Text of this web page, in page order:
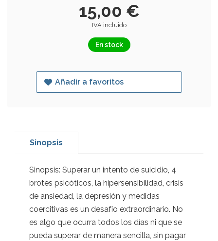
15,00 €
IVA incluido
En stock
Añadir a favoritos
Sinopsis
Sinopsis: Superar un intento de suicidio, 4
brotes psicóticos, la hipersensibilidad, crisis
de ansiedad, la depresión y medidas
coercitivas es un desafío extraordinario. No
es algo que ocurra todos los días ni que se
pueda superar de manera sencilla, sin pagar